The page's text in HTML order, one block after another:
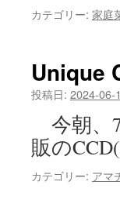
カテゴリー: 家庭
Unique
投稿日: 2024-06-
今朝、
販の
カテゴリー: アマ